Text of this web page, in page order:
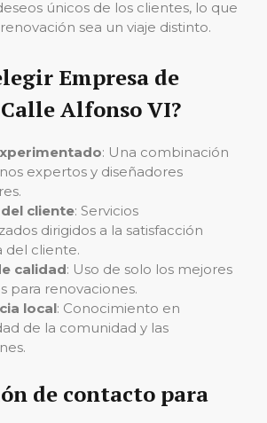
únicos de los clientes, lo que
sea un viaje distinto.
Empresa de
Alfonso VI?
: Una combinación
expertos y diseñadores
cliente: Servicios
dirigidos a la satisfacción
del cliente.
calidad: Uso de solo los mejores
para renovaciones.
local: Conocimiento en
de la comunidad y las
de contacto para